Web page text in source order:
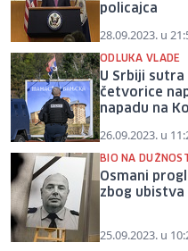
policajca
28.09.2023. u
ODLUKA VLADE
U Srbiji
četvorice
napadu na
26.09.2023. u
BIO NA
Osmani
zbog ubistva
25.09.2023. u